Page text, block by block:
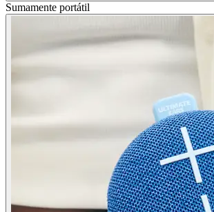
Sumamente portátil